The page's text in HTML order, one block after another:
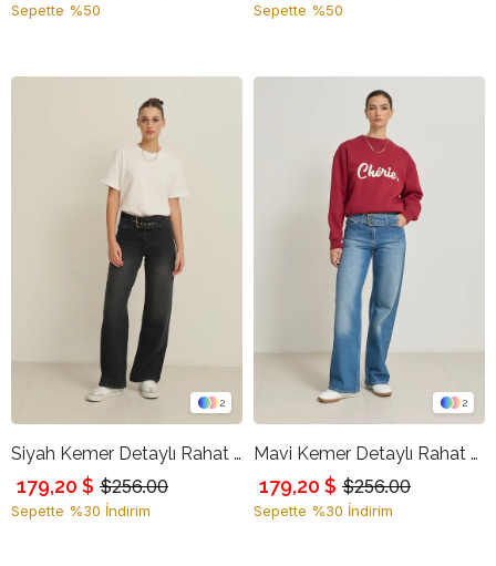
Sepette %50 Sepette %50
2
Siyah Kemer Detaylı Rahat Kesim Kot Pantolon
$256.00
179,20 $
Sepette %30 İndirim
2
Mavi Kemer Detaylı Rahat Kesim Kot Pantolon
$256.00
179,20 $
Sepette %30 İndirim